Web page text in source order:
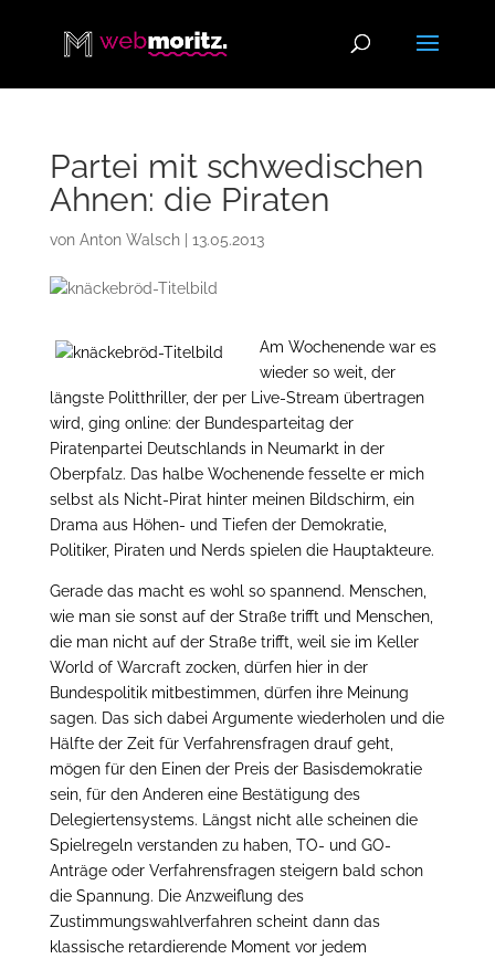
Partei mit schwedischen
Ahnen: die Piraten
von Anton Walsch| 13.05.2013
Am Wochenende war es
wieder so weit, der
längste Politthriller, der per Live-Stream übertragen
wird, ging online: der Bundesparteitag der
Piratenpartei Deutschlands in Neumarkt in der
Oberpfalz. Das halbe Wochenende fesselte er mich
selbst als Nicht-Pirat hinter meinen Bildschirm, ein
Drama aus Höhen- und Tiefen der Demokratie,
Politiker, Piraten und Nerds spielen die Hauptakteure.
Gerade das macht es wohl so spannend. Menschen,
wie man sie sonst auf der Straße trifft und Menschen,
die man nicht auf der Straße trifft, weil sie im Keller
World of Warcraft zocken, dürfen hier in der
Bundespolitik mitbestimmen, dürfen ihre Meinung
sagen. Das sich dabei Argumente wiederholen und die
Hälfte der Zeit für Verfahrensfragen drauf geht,
mögen für den Einen der Preis der Basisdemokratie
sein, für den Anderen eine Bestätigung des
Delegiertensystems. Längst nicht alle scheinen die
Spielregeln verstanden zu haben, TO- und GO-
Anträge oder Verfahrensfragen steigern bald schon
die Spannung. Die Anzweiflung des
Zustimmungswahlverfahren scheint dann das
klassische retardierende Moment vor jedem